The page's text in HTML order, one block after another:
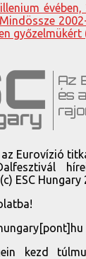
győzelmükért
Eurovízió
ESC Hungary
kezd